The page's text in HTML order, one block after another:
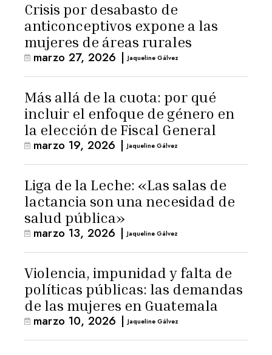
Crisis por desabasto de
anticonceptivos expone a las
mujeres de áreas rurales
marzo 27, 2026 | Jaqueline Gálvez
Más allá de la cuota: por qué
incluir el enfoque de género en
la elección de Fiscal General
marzo 19, 2026 | Jaqueline Gálvez
Liga de la Leche: «Las salas de
lactancia son una necesidad de
salud pública»
marzo 13, 2026 | Jaqueline Gálvez
Violencia, impunidad y falta de
políticas públicas: las demandas
de las mujeres en Guatemala
marzo 10, 2026 | Jaqueline Gálvez